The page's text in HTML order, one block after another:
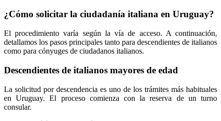
¿Cómo solicitar la ciudadanía italiana en Uruguay?
El procedimiento varía según la vía de acceso. A continuación,
detallamos los pasos principales tanto para descendientes de italianos
como para cónyuges de ciudadanos italianos.
Descendientes de italianos mayores de edad
La solicitud por descendencia es uno de los trámites más habituales
en Uruguay. El proceso comienza con la reserva de un turno
consular.